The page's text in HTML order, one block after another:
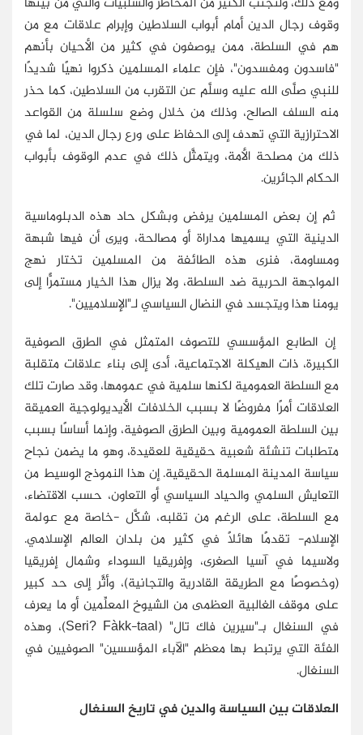
وقوف رجال الدين أمام أبواب السلاطين وإبرام علاقات مع من
هم في السلطة، ممن يوصفون في كثير من الأحيان بأنهم
"فاسدون ومفسدون"، فإن علماء المسلمين ذكروا نهيًا شديدًا
للنبي صلَّى الله عليه وسلَّم عن التقرب من السلاطين، كما حذر
منه السلف الصالح، وذلك من خلال وضع سلسلة من القواعد
الاحترازية التي تهدف إلى الحفاظ على ورع رجال الدين، لما في
ذلك من مصلحة الأمة، ويتمثَّل ذلك في عدم الوقوف بأبواب
الحكام الجائرين.
ثم إن بعض المسلمين يرفض وبشكل حاد هذه الدبلوماسية
الدينية التي يسميها مداراة أو مصالحة، ويرى أن فيها شبهة
ومساومة، فنرى هذه الطائفة من المسلمين تختار نهج
المواجهة الحربية ضد السلطة، ولا يزال هذا الخيار مستمرًّا إلى
يومنا هذا ويتجسد في النضال السياسي لـ"الإسلاميين".
إن الطابع المؤسسي للتصوف المتمثل في الطرق الصوفية
الكبيرة، ذات الهيكلة الاجتماعية، أدى إلى بناء علاقات متقلبة
مع السلطة العمومية لكنها سلمية في عمومها، وقد صارت تلك
العلاقات أمرًا مفروضًا لا بسبب الخلافات الأيديولوجية العميقة
بين السلطة العمومية وبين الطرق الصوفية، وإنما أساسًا بسبب
متطلبات تنشئة شعبية حقيقية للعقيدة، وهو ما يضمن نجاح
سياسة المدينة المسلمة الحقيقية. إن هذا النموذج الوسيط من
التعايش السلمي والحياد السياسي أو التعاون، حسب الاقتضاء،
مع السلطة، على الرغم من تقلبه، شكَّل -خاصة مع عولمة
الإسلام- تقدمًا هائلًا في كثير من بلدان العالم الإسلامي.
ولاسيما في آسيا الصغرى، وإفريقيا السوداء وشمال إفريقيا
(وخصوصًا مع الطريقة القادرية والتجانية)، وأثَّر إلى حد كبير
على موقف الغالبية العظمى من الشيوخ المعلِّمين أو ما يعرف
في السنغال بـ"سيرين فاك تال" (Seri? Fàkk-taal)، وهذه
الفئة التي يرتبط بها معظم "الآباء المؤسسين" الصوفيين في
السنغال.
العلاقات بين السياسة والدين في تاريخ السنغال